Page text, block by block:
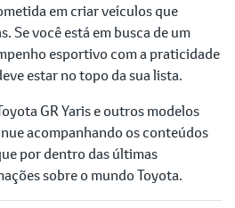
em criar veículos que
Se você está em busca de um
esportivo com a praticidade
estar no topo da sua lista.
GR Yaris e outros modelos
acompanhando os conteúdos
por dentro das últimas
sobre o mundo Toyota.